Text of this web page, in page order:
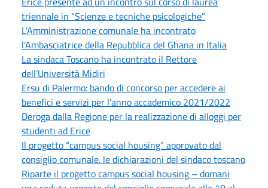
triennale in “Scienze e tecniche psicologiche”
L'Amministrazione comunale ha incontrato
l'Ambasciatrice della Repubblica del Ghana in Italia
La sindaca Toscano ha incontrato il Rettore
dell’Università Midiri
Ersu di Palermo: bando di concorso per accedere ai
benefici e servizi per l’anno accademico 2021/2022
Deroga dalla Regione per la realizzazione di alloggi per
studenti ad Erice
Il progetto “campus social housing” approvato dal
consiglio comunale. le dichiarazioni del sindaco toscano
Riparte il progetto campus social housing – domani